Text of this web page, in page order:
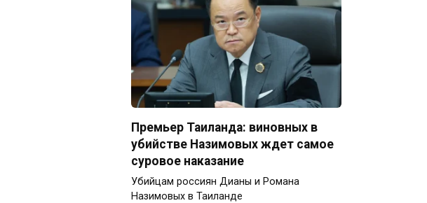
Премьер Таиланда: виновных в
убийстве Назимовых ждет самое
суровое наказание
Убийцам россиян Дианы и Романа
Назимовых в Таиланде